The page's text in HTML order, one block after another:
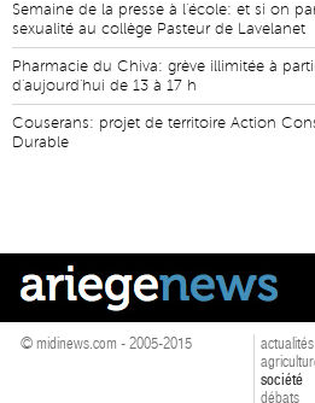
Semaine de la presse à l'école: et si on
sexualité au collège Pasteur de Lavelanet
Pharmacie du Chiva: grève illimitée à
d'aujourd'hui de 13 à 17 h
Couserans: projet de territoire Action
Durable
© midinews.com - 2005-2015
actualités
société
débats